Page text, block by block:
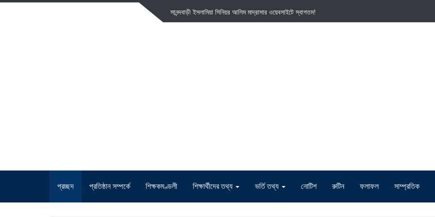
সানন্দবাড়ী ইসলামিয়া সিনিয়র আলিম মাদ্রাসার ওয়েবসাইটে স্বাগতম!
প্রচ্ছদ প্রতিষ্ঠান সম্পর্কে শিক্ষকমণ্ডলী শিক্ষার্থীদের তথ্য ভর্তি তথ্য নোটিশ রুটিন ফলাফল সাম্প্রতিক